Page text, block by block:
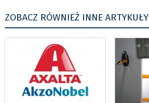
ZOBACZ RÓWNIEŻ INNE ARTYKUŁY